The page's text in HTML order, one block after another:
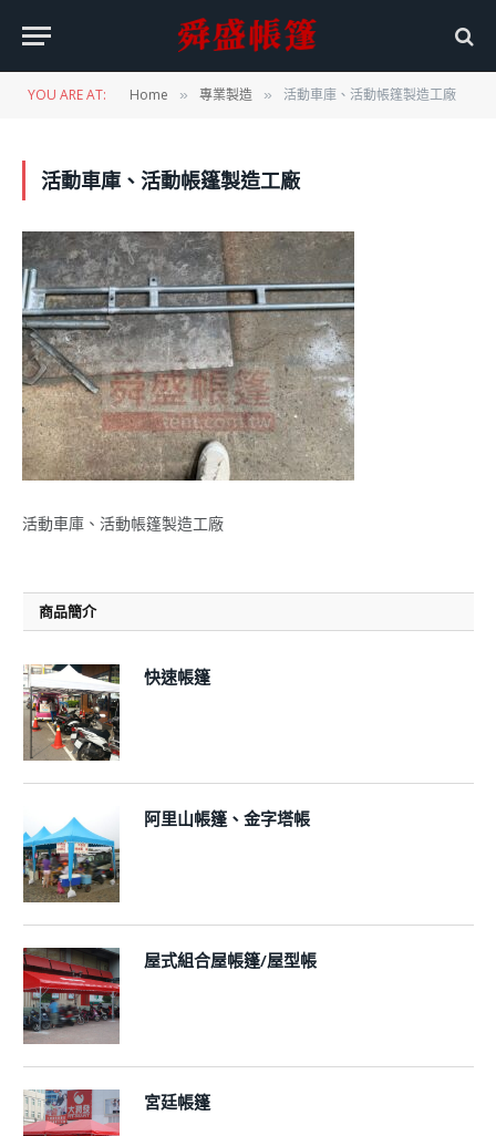
YOU ARE AT: Home » 專業製造 » 活動車庫、活動帳篷製造工廠
活動車庫、活動帳篷製造工廠
活動車庫、活動帳篷製造工廠
商品簡介
快速帳篷
阿里山帳篷、金字塔帳
屋式組合屋帳篷/屋型帳
宮廷帳篷